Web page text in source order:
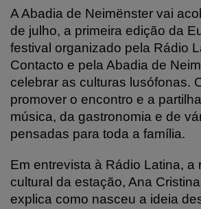
A Abadia de Neimënster vai
de julho, a primeira edição da
festival organizado pela Rádio
Contacto e pela Abadia de
celebrar as culturas lusófonas.
promover o encontro e a
música, da gastronomia e de
pensadas para toda a família.
Em entrevista à Rádio Latina, a
cultural da estação, Ana
explica como nasceu a ideia